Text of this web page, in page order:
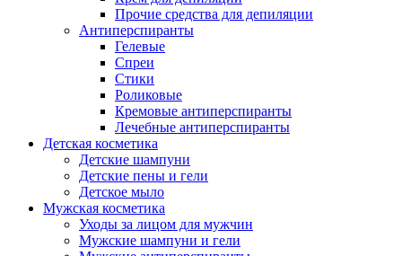
Прочие средства для депиляции
Антиперспиранты
Гелевые
Спреи
Стики
Роликовые
Кремовые антиперспиранты
Лечебные антиперспиранты
Детская косметика
Детские шампуни
Детские пены и гели
Детское мыло
Мужская косметика
Уходы за лицом для мужчин
Мужские шампуни и гели